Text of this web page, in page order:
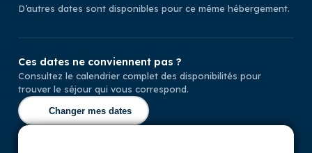
D’autres dates sont disponibles pour ce même hébergement.
Ces dates ne conviennent pas ?
Consultez le calendrier complet des disponibilités pour
trouver le séjour qui vous correspond.
Changer mes dates